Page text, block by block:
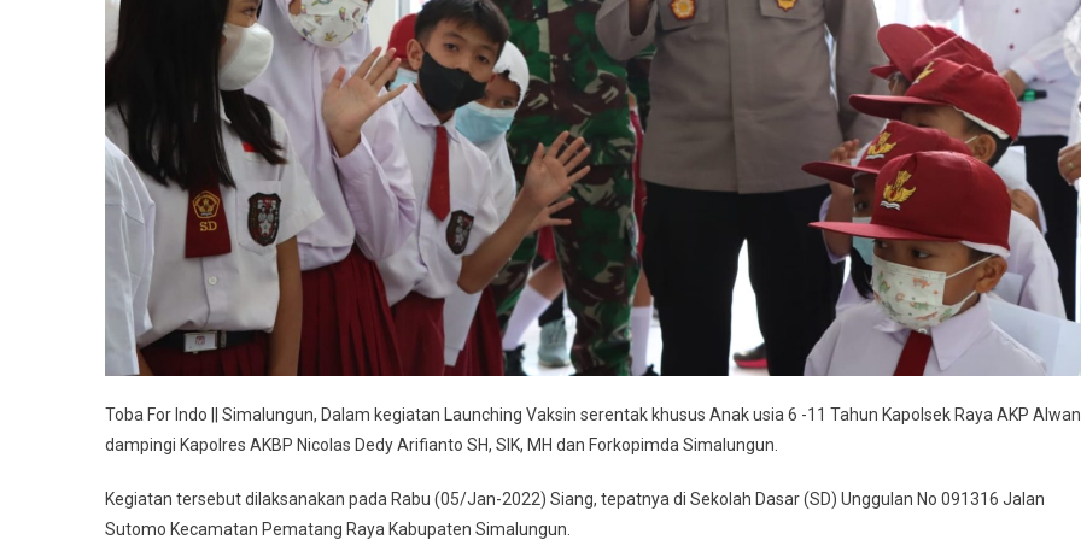
Toba For Indo || Simalungun, Dalam kegiatan Launching Vaksin serentak khusus Anak usia 6 -11 Tahun Kapolsek Raya AKP
dampingi Kapolres AKBP Nicolas Dedy Arifianto SH, SIK, MH dan Forkopimda Simalungun.
Kegiatan tersebut dilaksanakan pada Rabu (05/Jan-2022) Siang, tepatnya di Sekolah Dasar (SD) Unggulan No 091316 Jalan
Sutomo Kecamatan Pematang Raya Kabupaten Simalungun.